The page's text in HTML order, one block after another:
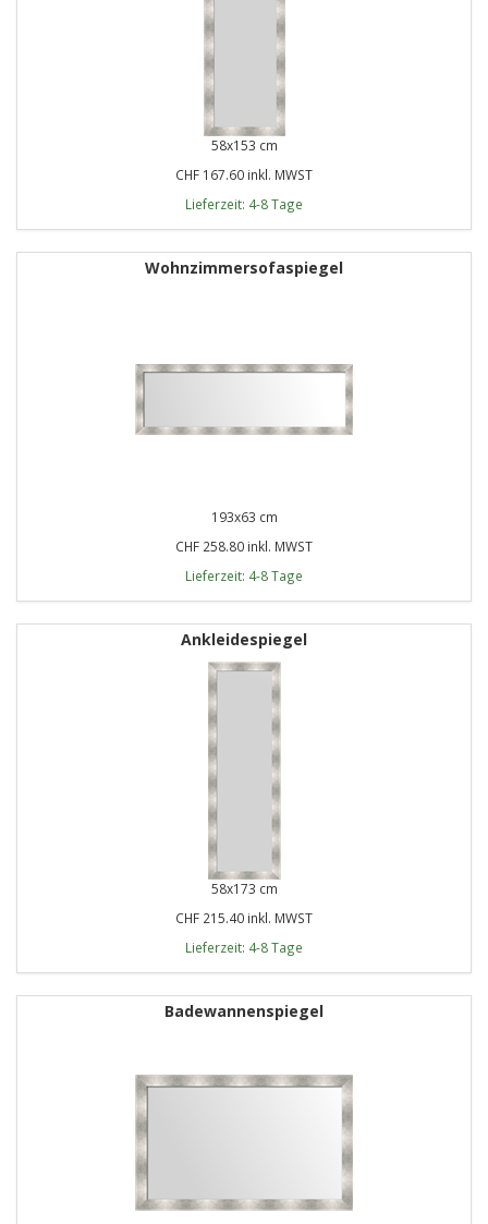
58x153 cm
CHF 167.60 inkl. MWST
Lieferzeit: 4-8 Tage
Wohnzimmersofaspiegel
193x63 cm
CHF 258.80 inkl. MWST
Lieferzeit: 4-8 Tage
Ankleidespiegel
58x173 cm
CHF 215.40 inkl. MWST
Lieferzeit: 4-8 Tage
Badewannenspiegel